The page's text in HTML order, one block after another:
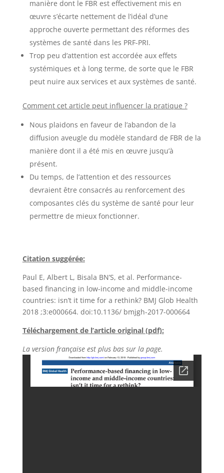
manière dont le FBR est effectivement mis en
œuvre s’écarte nettement de l’idéal d’une
approche ouverte permettant des réformes des
systèmes de santé dans les PRF-PRI.
Trop peu d’attention est accordée aux effets
systémiques et à long terme, de sorte que le FBR
peut nuire aux services et aux systèmes de santé.
Comment cet article peut influencer la pratique ?
Nous plaidons en faveur de l’abandon de la
diffusion aveugle du modèle standard de FBR de la
manière dont il a été mis en œuvre jusqu’à
présent.
Du temps, de l’attention et des ressources
devraient être consacrés au renforcement des
composantes clés du système de santé pour leur
permettre de mieux fonctionner.
Citation suggérée:
Paul E, Albert L, Bisala BN’S, et al. Performance-
based financing in low-income and middle-income
countries: isn’t it time for a rethink? BMJ Glob Health
2018 ;3:e000664. doi:10.1136/ bmjgh-2017-000664
Téléchargement de l’article original (pdf):
La version française est plus bas sur la page.